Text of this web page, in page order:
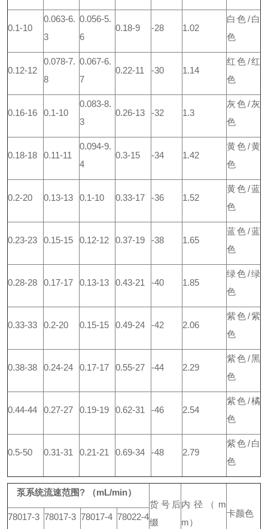
0.1-10
0.063-6.
3
0.056-5.
6
0.18-9 -28 1.02
白色/白
色
0.12-12
0.078-7.
8
0.067-6.
7
0.22-11 -30 1.14
红色/红
色
0.16-16 0.1-10
0.083-8.
3
0.26-13 -32 1.3
灰色/灰
色
0.18-18 0.11-11
0.094-9.
4
0.3-15 -34 1.42
黄色/黄
色
0.2-20 0.13-13 0.1-10 0.33-17 -36 1.52
黄色/蓝
色
0.23-23 0.15-15 0.12-12 0.37-19 -38 1.65
蓝色/蓝
色
0.28-28 0.17-17 0.13-13 0.43-21 -40 1.85
绿色/绿
色
0.33-33 0.2-20 0.15-15 0.49-24 -42 2.06
紫色/紫
色
0.38-38 0.24-24 0.17-17 0.55-27 -44 2.29
紫色/黑
色
0.44-44 0.27-27 0.19-19 0.62-31 -46 2.54
紫色/橘
色
0.5-50 0.31-31 0.21-21 0.69-34 -48 2.79
紫色/白
色
泵系统流速范围? （mL/min）
货号后
缀
内径（m
m）
卡颜色
78017-3 78017-3 78017-4 78022-4